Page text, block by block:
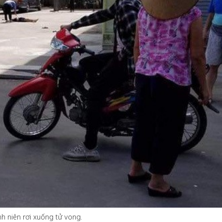
niên rơi xuống tử vong.
một ngôi
Hồng của Hà
Xin lỗi, rồi sao nữa?!